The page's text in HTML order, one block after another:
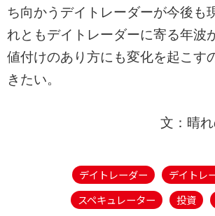
ち向かうデイトレーダーが今後も
れともデイトレーダーに寄る年波
値付けのあり方にも変化を起こす
きたい。
文：晴
デイトレーダー
デイトレ
スペキュレーター
投資